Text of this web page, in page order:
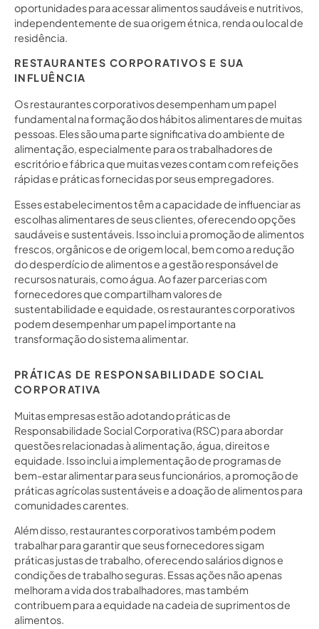
oportunidades para acessar alimentos saudáveis e nutritivos,
independentemente de sua origem étnica, renda ou local de
residência.
RESTAURANTES CORPORATIVOS E SUA
INFLUÊNCIA
Os restaurantes corporativos desempenham um papel
fundamental na formação dos hábitos alimentares de muitas
pessoas. Eles são uma parte significativa do ambiente de
alimentação, especialmente para os trabalhadores de
escritório e fábrica que muitas vezes contam com refeições
rápidas e práticas fornecidas por seus empregadores.
Esses estabelecimentos têm a capacidade de influenciar as
escolhas alimentares de seus clientes, oferecendo opções
saudáveis e sustentáveis. Isso inclui a promoção de alimentos
frescos, orgânicos e de origem local, bem como a redução
do desperdício de alimentos e a gestão responsável de
recursos naturais, como água. Ao fazer parcerias com
fornecedores que compartilham valores de
sustentabilidade e equidade, os restaurantes corporativos
podem desempenhar um papel importante na
transformação do sistema alimentar.
PRÁTICAS DE RESPONSABILIDADE SOCIAL
CORPORATIVA
Muitas empresas estão adotando práticas de
Responsabilidade Social Corporativa (RSC) para abordar
questões relacionadas à alimentação, água, direitos e
equidade. Isso inclui a implementação de programas de
bem-estar alimentar para seus funcionários, a promoção de
práticas agrícolas sustentáveis e a doação de alimentos para
comunidades carentes.
Além disso, restaurantes corporativos também podem
trabalhar para garantir que seus fornecedores sigam
práticas justas de trabalho, oferecendo salários dignos e
condições de trabalho seguras. Essas ações não apenas
melhoram a vida dos trabalhadores, mas também
contribuem para a equidade na cadeia de suprimentos de
alimentos.